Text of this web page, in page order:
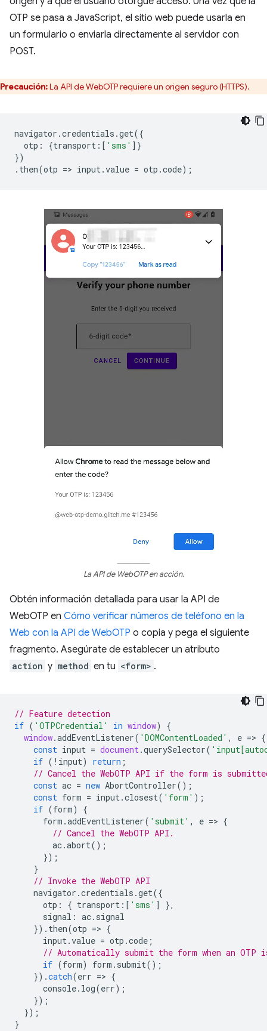
OTP se pasa a JavaScript, el sitio web puede usarla en
un formulario o enviarla directamente al servidor con
POST.
Precaución:La API de WebOTP requiere un origen seguro (HTTPS).
navigator .credentials .get({
otp : {transport : [ 'sms' ]}
})
. then(otp => input.value = otp .code);
La API de WebOTP en acción.
Obtén información detallada para usar la API de
WebOTP en Cómo verificar números de teléfono en la
Web con la API de WebOTP o copia y pega el siguiente
fragmento. Asegúrate de establecer un atributo
action y method en tu <form> .
// Feature detection
if ( 'OTPCredential' in window)
{
window.addEventListener( 'DOMContentLoaded' , e => {
const input = document.querySelector(
if ( ! input) return ;
// Cancel the WebOTP API if the form is
const ac = new AbortController();
const form = input.closest( 'form' );
if (form)
{
form .addEventListener( 'submit' , e => {
// Cancel the WebOTP API.
ac.abort();
});
}
// Invoke the WebOTP API
navigator .credentials .get({
otp : { transport : [ 'sms' ]
},
signal : ac. signal
}). then(otp => {
input.value = otp .code ;
// Automatically submit the form when an OTP
if (form) form . submit();
}).catch(err => {
console. log(err);
});
});
}